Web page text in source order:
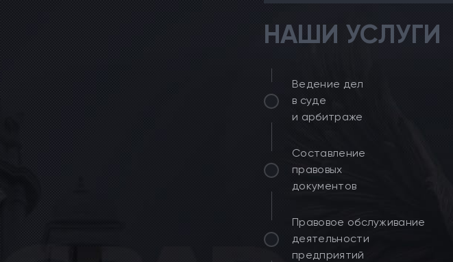
НАШИ УСЛУГИ
Ведение дел
в суде
и арбитраже
Составление
правовых
документов
Правовое обслуживание
деятельности
предприятий